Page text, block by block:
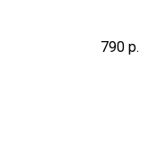
790 р.